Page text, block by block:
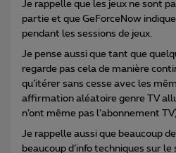
Je rappelle que les jeux ne sont
partie et que GeForceNow
pendant les sessions de jeux.
Je pense aussi que tant que
regarde pas cela de manière
qu’itérer sans cesse avec les
affirmation aléatoire genre TV
n’ont même pas l’abonnement
Je rappelle aussi que beaucoup
beaucoup d’info techniques sur